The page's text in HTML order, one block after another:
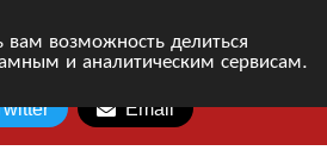
возможность делиться
и аналитическим сервисам.
Email